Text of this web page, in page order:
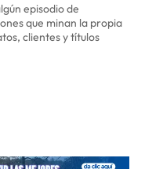
episodio de
que minan la propia
clientes y títulos